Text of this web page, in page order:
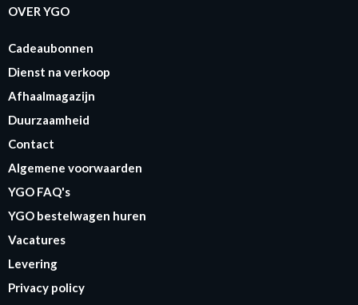
OVER YGO
Cadeaubonnen
Dienst na verkoop
Afhaalmagazijn
Duurzaamheid
Contact
Algemene voorwaarden
YGO FAQ's
YGO bestelwagen huren
Vacatures
Levering
Privacy policy